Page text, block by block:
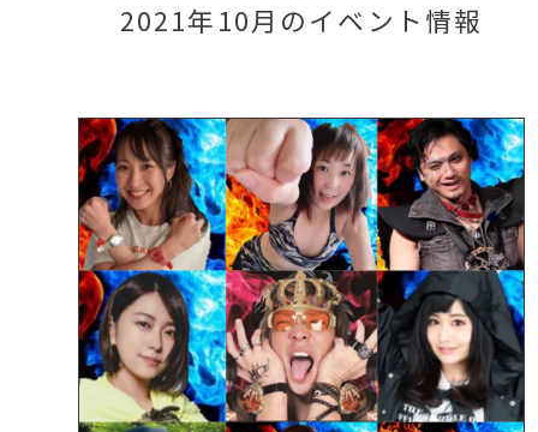
2021年10月のイベント情報